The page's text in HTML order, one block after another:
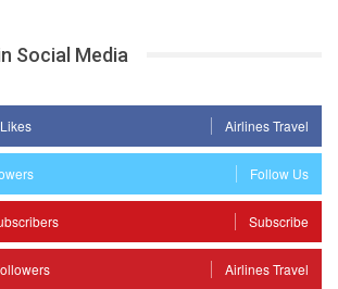
Social Media
Likes Airlines Travel
Follow Us
Subscribe
Airlines Travel